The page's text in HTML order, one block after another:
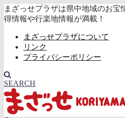
まざっせプラザは県中地域のお宝
得情報や行楽地情報が満載！
まざっせプラザについて
リンク
プライバシーポリシー
SEARCH